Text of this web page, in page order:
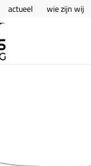
actueel wie zijn wij